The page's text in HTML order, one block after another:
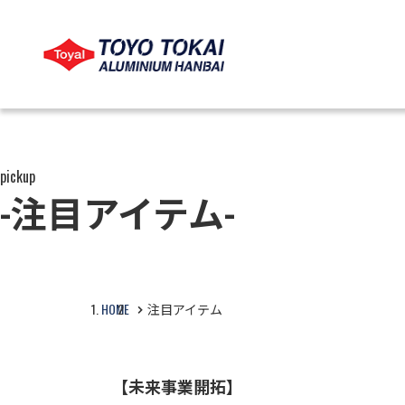
言語
会社概要
製品情報
用途から探す
CSR
pickup
-注目アイテム-
HOME 注目アイテム
【未来事業開拓】